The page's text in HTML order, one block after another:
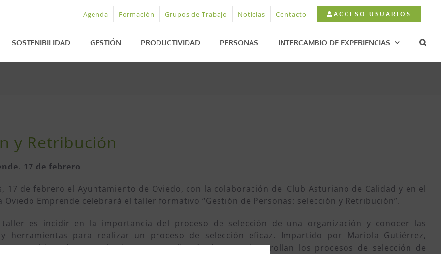
Agenda Formación Grupos de Trabajo Noticias Contacto ACCESO USUARIOS
SOSTENIBILIDAD GESTIÓN PRODUCTIVIDAD PERSONAS INTERCAMBIO DE EXPERIENCIAS
y Retribución
17 de febrero
17 de febrero el Ayuntamiento de Oviedo, con la colaboración del Club Asturiano de Calidad y en el
Oviedo Emprende celebrará el taller formativo “Gestión de Personas: selección y Retribución”.
es incidir en la importancia del proceso de selección de una organización y conocer las
herramientas para realizar un proceso de selección eficaz. Impartido por Mariola Gutiérrez,
Consulting, durante el mismo, se analizará cómo se desarrollan los procesos de selección de